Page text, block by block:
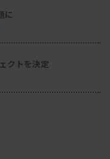
に
クトを決定